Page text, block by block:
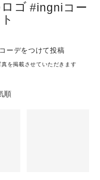
#ingniコー
ーデをつけて投稿
を掲載させていただきます
順